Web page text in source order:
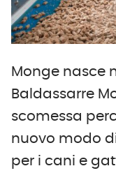
Monge nasce
Baldassarre
scomessa
nuovo modo
per i cani e